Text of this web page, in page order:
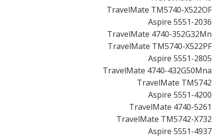
TravelMate TM5740-X522OF
Aspire 5551-2036
TravelMate 4740-352G32Mn
TravelMate TM5740-X522PF
Aspire 5551-2805
TravelMate 4740-432G50Mna
TravelMate TM5742
Aspire 5551-4200
TravelMate 4740-5261
TravelMate TM5742-X732
Aspire 5551-4937